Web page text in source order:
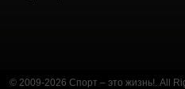
© 2009-2026 Спорт – это жизнь!. All